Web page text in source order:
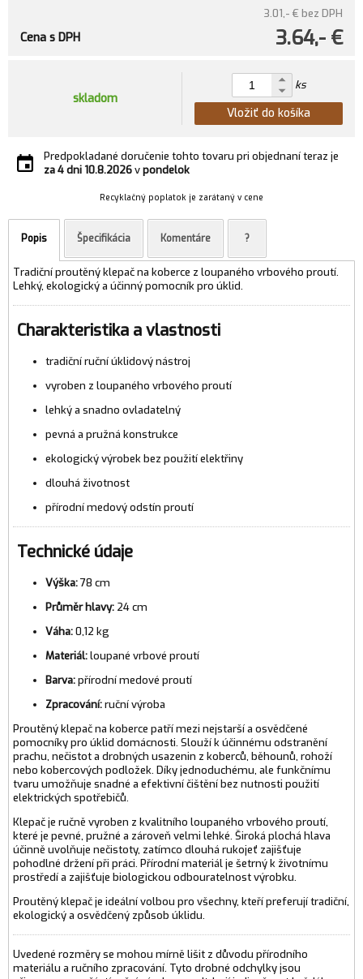
3.01,- € bez DPH
3.64,- €
Cena s DPH
skladom
ks
Vložiť do košíka
Predpokladané doručenie tohto tovaru pri objednaní teraz je
za 4 dni10.8.2026vpondelok
Recyklačný poplatok je zarátaný v cene
Popis Špecifikácia Komentáre ?
Tradiční proutěný klepač na koberce z loupaného vrbového proutí.
Lehký, ekologický a účinný pomocník pro úklid.
Charakteristika a vlastnosti
tradiční ruční úklidový nástroj
vyroben z loupaného vrbového proutí
lehký a snadno ovladatelný
pevná a pružná konstrukce
ekologický výrobek bez použití elektřiny
dlouhá životnost
přírodní medový odstín proutí
Technické údaje
Výška:78 cm
Průměr hlavy: 24 cm
Váha:0,12 kg
Materiál:loupané vrbové proutí
Barva:přírodní medové proutí
Zpracování:ruční výroba
Proutěný klepač na koberce patří mezi nejstarší a osvědčené
pomocníky pro úklid domácnosti. Slouží k účinnému odstranění
prachu, nečistot a drobných usazenin z koberců, běhounů, rohoží
nebo kobercových podložek. Díky jednoduchému, ale funkčnímu
tvaru umožňuje snadné a efektivní čištění bez nutnosti použití
elektrických spotřebičů.
Klepač je ručně vyroben z kvalitního loupaného vrbového proutí,
které je pevné, pružné a zároveň velmi lehké. Široká plochá hlava
účinně uvolňuje nečistoty, zatímco dlouhá rukojeť zajišťuje
pohodlné držení při práci. Přírodní materiál je šetrný k životnímu
prostředí a zajišťuje biologickou odbouratelnost výrobku.
Proutěný klepač je ideální volbou pro všechny, kteří preferují tradiční,
ekologický a osvědčený způsob úklidu.
Uvedené rozměry se mohou mírně lišit z důvodu přírodního
materiálu a ručního zpracování. Tyto drobné odchylky jsou